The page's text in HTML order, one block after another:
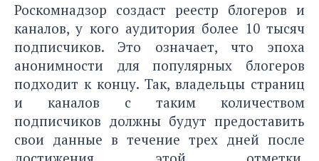
Роскомнадзор создаст реестр блогеров и
каналов, у кого аудитория более 10 тысяч
подписчиков. Это означает, что эпоха
анонимности для популярных блогеров
подходит к концу. Так, владельцы страниц
и каналов с таким количеством
подписчиков должны будут предоставить
свои данные в течение трех дней после